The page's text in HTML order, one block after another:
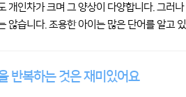
개인차가 크며 그 양상이 다양합니다. 그러
않습니다. 조용한 아이는 많은 단어를 알고
반복하는 것은 재미있어요